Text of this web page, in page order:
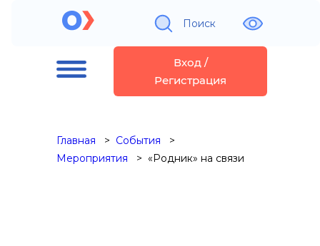
Поиск
Вход /
Регистрация
Главная
События
Мероприятия
«Родник» на связи